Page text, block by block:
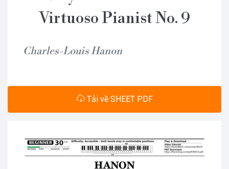
Virtuoso Pianist No. 9
Charles-Louis Hanon
Tải về SHEET PDF